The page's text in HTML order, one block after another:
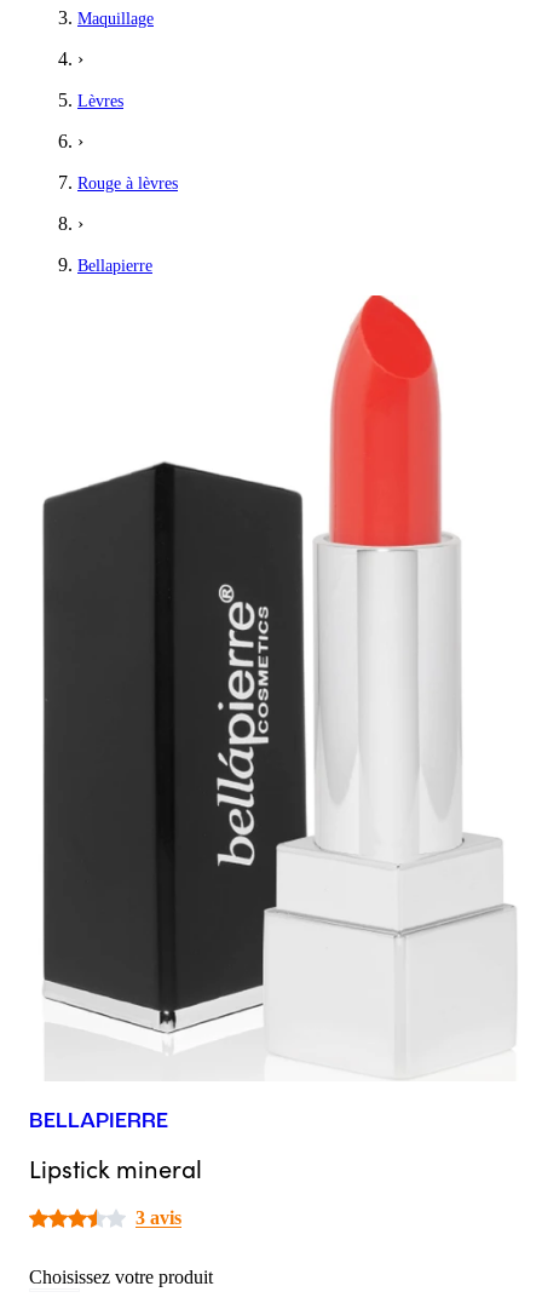
Maquillage
›
Lèvres
›
Rouge à lèvres
›
Bellapierre
BELLAPIERRE
Lipstick mineral
3 avis
Choisissez votre produit